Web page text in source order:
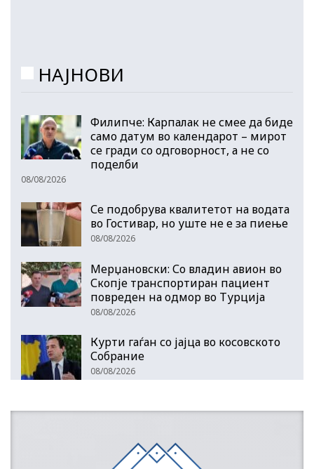
НАЈНОВИ
Филипче: Карпалак не смее да биде
само датум во календарот – мирот
се гради со одговорност, а не со
поделби
08/08/2026
Се подобрува квалитетот на водата
во Гостивар, но уште не е за пиење
08/08/2026
Мерџановски: Со владин авион во
Скопје транспортиран пациент
повреден на одмор во Турција
08/08/2026
Курти гаѓан со јајца во косовското
Собрание
08/08/2026